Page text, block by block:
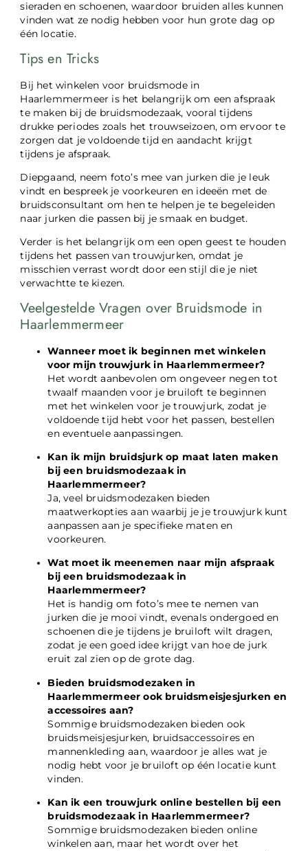
sieraden en schoenen, waardoor bruiden alles kunnen
vinden wat ze nodig hebben voor hun grote dag op
één locatie.
Tips en Tricks
Bij het winkelen voor bruidsmode in
Haarlemmermeer is het belangrijk om een afspraak
te maken bij de bruidsmodezaak, vooral tijdens
drukke periodes zoals het trouwseizoen, om ervoor te
zorgen dat je voldoende tijd en aandacht krijgt
tijdens je afspraak.
Diepgaand, neem foto’s mee van jurken die je leuk
vindt en bespreek je voorkeuren en ideeën met de
bruidsconsultant om hen te helpen je te begeleiden
naar jurken die passen bij je smaak en budget.
Verder is het belangrijk om een open geest te houden
tijdens het passen van trouwjurken, omdat je
misschien verrast wordt door een stijl die je niet
verwachtte te kiezen.
Veelgestelde Vragen over Bruidsmode in
Haarlemmermeer
Wanneer moet ik beginnen met winkelen
voor mijn trouwjurk in Haarlemmermeer?
Het wordt aanbevolen om ongeveer negen tot
twaalf maanden voor je bruiloft te beginnen
met het winkelen voor je trouwjurk, zodat je
voldoende tijd hebt voor het passen, bestellen
en eventuele aanpassingen.
Kan ik mijn bruidsjurk op maat laten maken
bij een bruidsmodezaak in
Haarlemmermeer?
Ja, veel bruidsmodezaken bieden
maatwerkopties aan waarbij je je trouwjurk kunt
aanpassen aan je specifieke maten en
voorkeuren.
Wat moet ik meenemen naar mijn afspraak
bij een bruidsmodezaak in
Haarlemmermeer?
Het is handig om foto’s mee te nemen van
jurken die je mooi vindt, evenals ondergoed en
schoenen die je tijdens je bruiloft wilt dragen,
zodat je een goed idee krijgt van hoe de jurk
eruit zal zien op de grote dag.
Bieden bruidsmodezaken in
Haarlemmermeer ook bruidsmeisjesjurken en
accessoires aan?
Sommige bruidsmodezaken bieden ook
bruidsmeisjesjurken, bruidsaccessoires en
mannenkleding aan, waardoor je alles wat je
nodig hebt voor je bruiloft op één locatie kunt
vinden.
Kan ik een trouwjurk online bestellen bij een
bruidsmodezaak in Haarlemmermeer?
Sommige bruidsmodezaken bieden online
winkelen aan, maar het wordt over het